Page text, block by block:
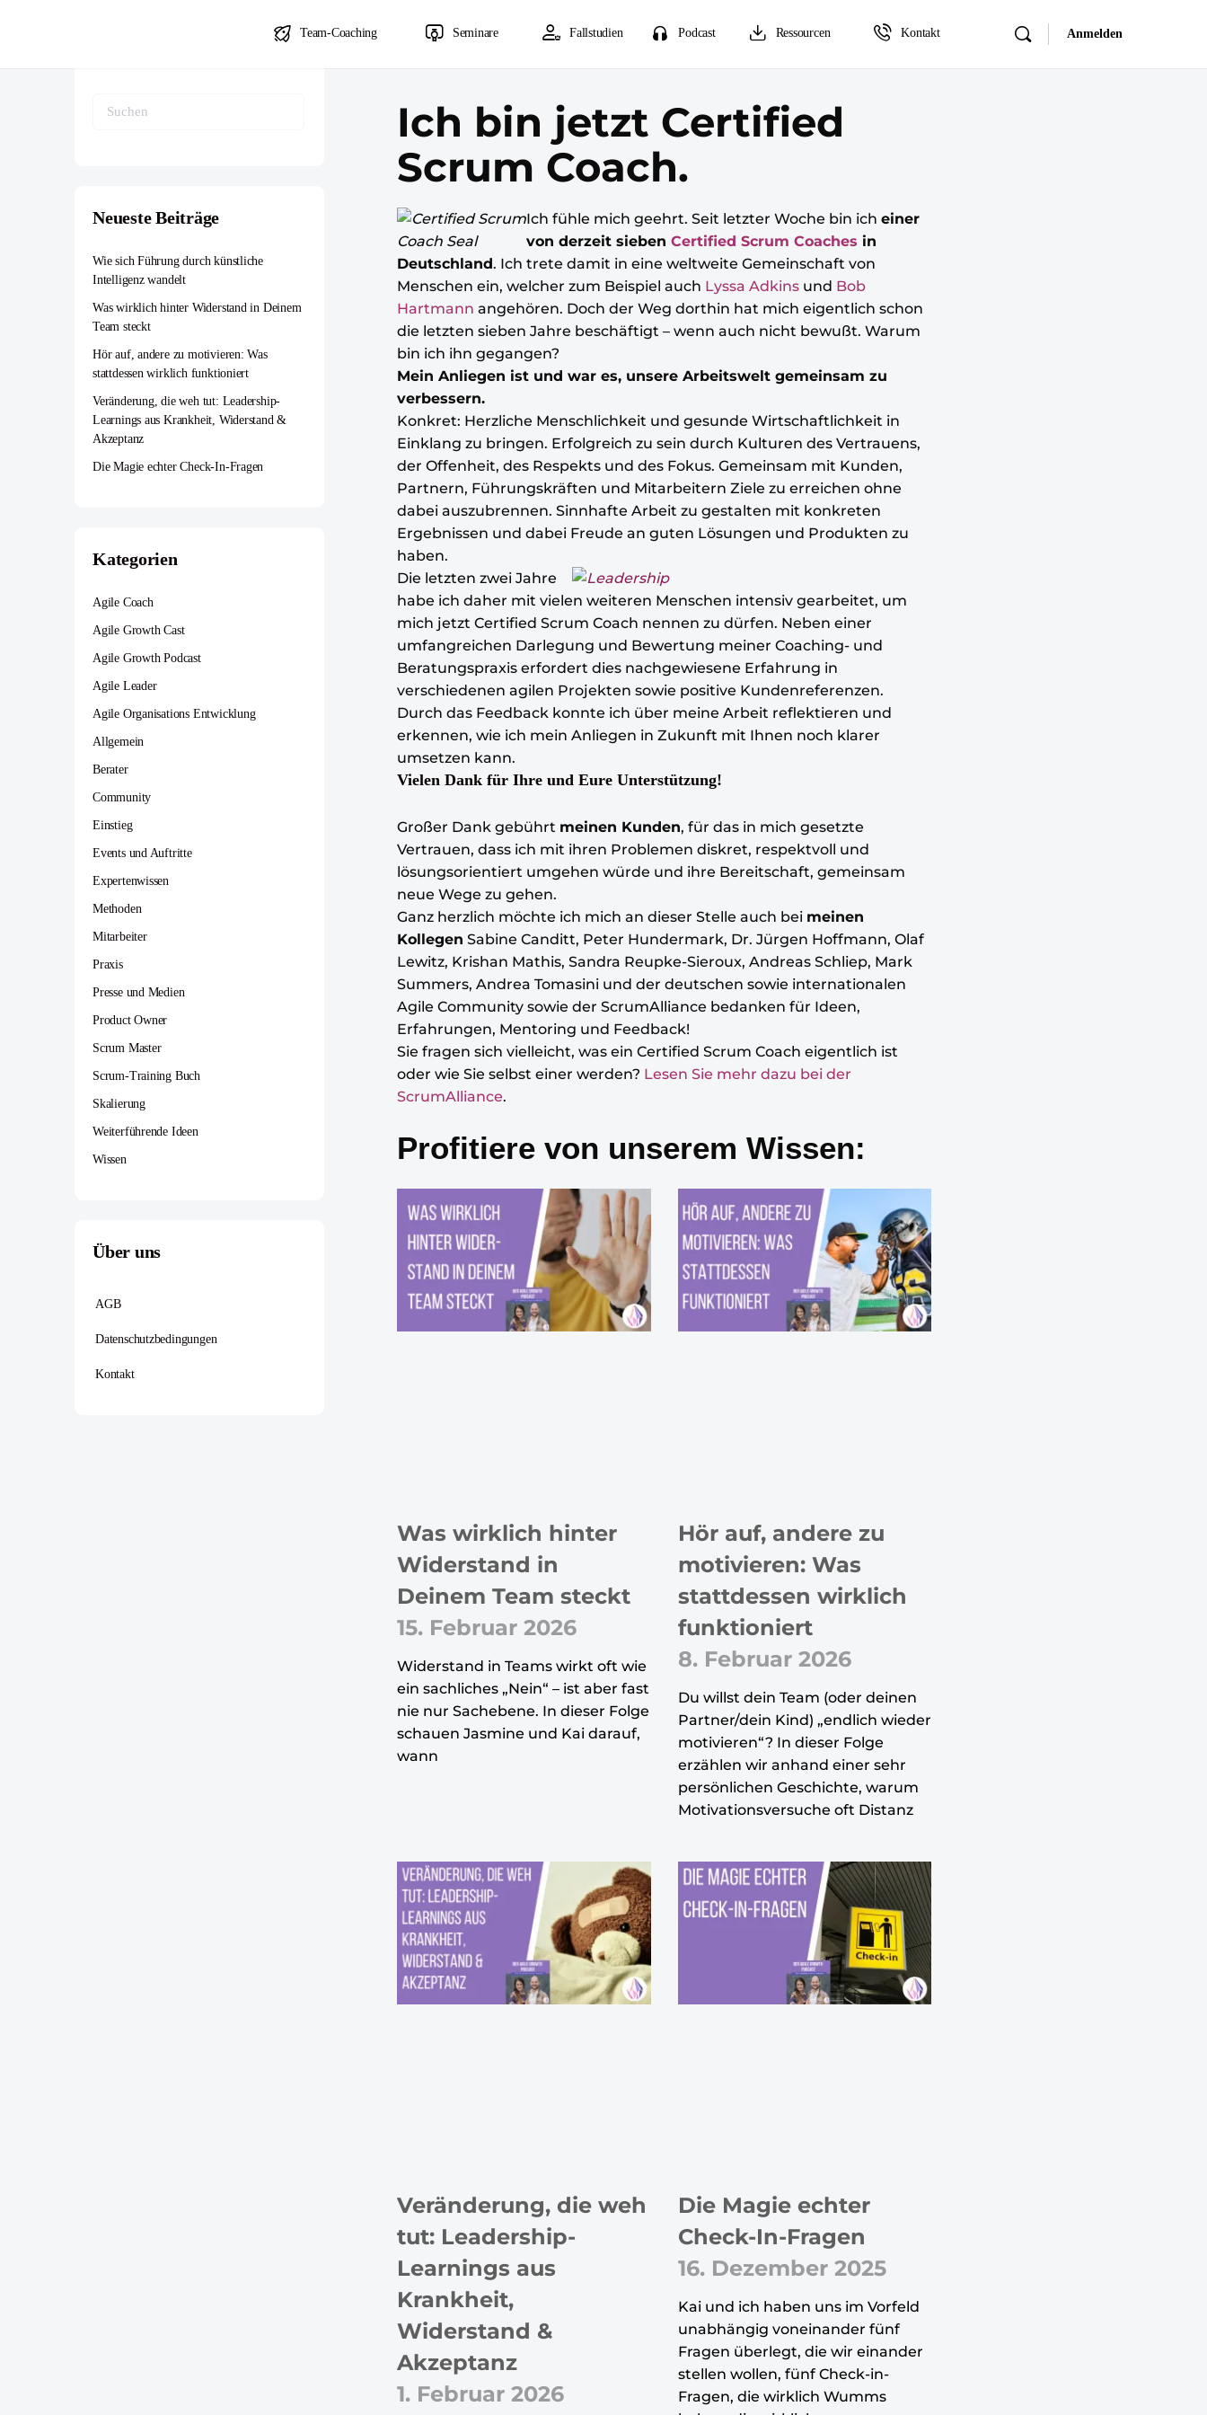
Team-Coaching Seminare Fallstudien Podcast Ressourcen Kontakt Anmelden
Ich bin jetzt Certified
Scrum Coach.
Ich fühle mich geehrt. Seit letzter Woche bin ich einer
von derzeit sieben Certified Scrum Coaches in
Deutschland. Ich trete damit in eine weltweite Gemeinschaft von
Menschen ein, welcher zum Beispiel auch Lyssa Adkins und Bob
Hartmann angehören. Doch der Weg dorthin hat mich eigentlich schon
die letzten sieben Jahre beschäftigt – wenn auch nicht bewußt. Warum
bin ich ihn gegangen?
Mein Anliegen ist und war es, unsere Arbeitswelt gemeinsam zu
verbessern.
Konkret: Herzliche Menschlichkeit und gesunde Wirtschaftlichkeit in
Einklang zu bringen. Erfolgreich zu sein durch Kulturen des Vertrauens,
der Offenheit, des Respekts und des Fokus. Gemeinsam mit Kunden,
Partnern, Führungskräften und Mitarbeitern Ziele zu erreichen ohne
dabei auszubrennen. Sinnhafte Arbeit zu gestalten mit konkreten
Ergebnissen und dabei Freude an guten Lösungen und Produkten zu
haben.
Die letzten zwei Jahre
habe ich daher mit vielen weiteren Menschen intensiv gearbeitet, um
mich jetzt Certified Scrum Coach nennen zu dürfen. Neben einer
umfangreichen Darlegung und Bewertung meiner Coaching- und
Beratungspraxis erfordert dies nachgewiesene Erfahrung in
verschiedenen agilen Projekten sowie positive Kundenreferenzen.
Durch das Feedback konnte ich über meine Arbeit reflektieren und
erkennen, wie ich mein Anliegen in Zukunft mit Ihnen noch klarer
umsetzen kann.
Vielen Dank für Ihre und Eure Unterstützung!
Großer Dank gebührt meinen Kunden, für das in mich gesetzte
Vertrauen, dass ich mit ihren Problemen diskret, respektvoll und
lösungsorientiert umgehen würde und ihre Bereitschaft, gemeinsam
neue Wege zu gehen.
Ganz herzlich möchte ich mich an dieser Stelle auch bei meinen
Kollegen Sabine Canditt, Peter Hundermark, Dr. Jürgen Hoffmann, Olaf
Lewitz, Krishan Mathis, Sandra Reupke-Sieroux, Andreas Schliep, Mark
Summers, Andrea Tomasini und der deutschen sowie internationalen
Agile Community sowie der ScrumAlliance bedanken für Ideen,
Erfahrungen, Mentoring und Feedback!
Sie fragen sich vielleicht, was ein Certified Scrum Coach eigentlich ist
oder wie Sie selbst einer werden? Lesen Sie mehr dazu bei der
ScrumAlliance.
Profitiere von unserem Wissen:
Was wirklich hinter
Widerstand in
Deinem Team steckt
15. Februar 2026
Widerstand in Teams wirkt oft wie
ein sachliches „Nein“ – ist aber fast
nie nur Sachebene. In dieser Folge
schauen Jasmine und Kai darauf,
wann
Hör auf, andere zu
motivieren: Was
stattdessen wirklich
funktioniert
8. Februar 2026
Du willst dein Team (oder deinen
Partner/dein Kind) „endlich wieder
motivieren“? In dieser Folge
erzählen wir anhand einer sehr
persönlichen Geschichte, warum
Motivationsversuche oft Distanz
Veränderung, die weh
tut: Leadership-
Learnings aus
Krankheit,
Widerstand &
Akzeptanz
1. Februar 2026
Die Magie echter
Check-In-Fragen
16. Dezember 2025
Kai und ich haben uns im Vorfeld
unabhängig voneinander fünf
Fragen überlegt, die wir einander
stellen wollen, fünf Check-in-
Fragen, die wirklich Wumms
Neueste Beiträge
Wie sich Führung durch künstliche
Intelligenz wandelt
Was wirklich hinter Widerstand in Deinem
Team steckt
Hör auf, andere zu motivieren: Was
stattdessen wirklich funktioniert
Veränderung, die weh tut: Leadership-
Learnings aus Krankheit, Widerstand &
Akzeptanz
Die Magie echter Check-In-Fragen
Kategorien
Agile Coach
Agile Growth Cast
Agile Growth Podcast
Agile Leader
Agile Organisations Entwicklung
Allgemein
Berater
Community
Einstieg
Events und Auftritte
Expertenwissen
Methoden
Mitarbeiter
Praxis
Presse und Medien
Product Owner
Scrum Master
Scrum-Training Buch
Skalierung
Weiterführende Ideen
Wissen
Über uns
AGB
Datenschutzbedingungen
Kontakt